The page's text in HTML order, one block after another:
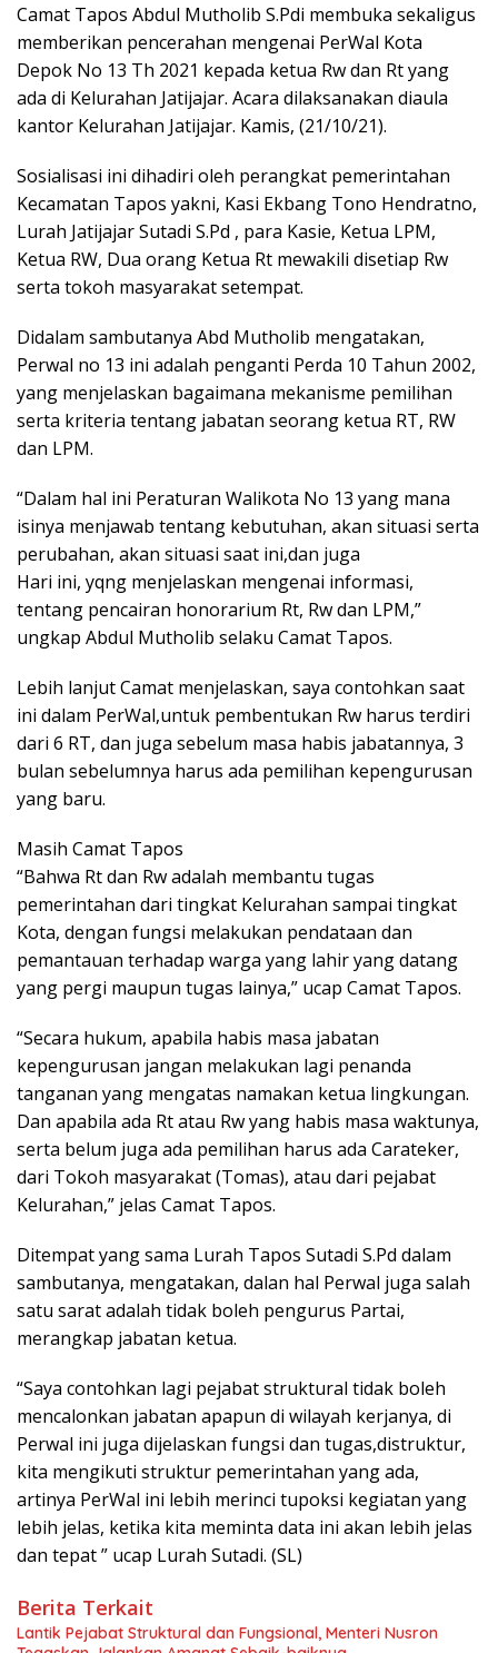
Camat Tapos Abdul Mutholib S.Pdi membuka sekaligus
memberikan pencerahan mengenai PerWal Kota
Depok No 13 Th 2021 kepada ketua Rw dan Rt yang
ada di Kelurahan Jatijajar. Acara dilaksanakan diaula
kantor Kelurahan Jatijajar. Kamis, (21/10/21).
Sosialisasi ini dihadiri oleh perangkat pemerintahan
Kecamatan Tapos yakni, Kasi Ekbang Tono Hendratno,
Lurah Jatijajar Sutadi S.Pd , para Kasie, Ketua LPM,
Ketua RW, Dua orang Ketua Rt mewakili disetiap Rw
serta tokoh masyarakat setempat.
Didalam sambutanya Abd Mutholib mengatakan,
Perwal no 13 ini adalah penganti Perda 10 Tahun 2002,
yang menjelaskan bagaimana mekanisme pemilihan
serta kriteria tentang jabatan seorang ketua RT, RW
dan LPM.
“Dalam hal ini Peraturan Walikota No 13 yang mana
isinya menjawab tentang kebutuhan, akan situasi serta
perubahan, akan situasi saat ini,dan juga
Hari ini, yqng menjelaskan mengenai informasi,
tentang pencairan honorarium Rt, Rw dan LPM,”
ungkap Abdul Mutholib selaku Camat Tapos.
Lebih lanjut Camat menjelaskan, saya contohkan saat
ini dalam PerWal,untuk pembentukan Rw harus terdiri
dari 6 RT, dan juga sebelum masa habis jabatannya, 3
bulan sebelumnya harus ada pemilihan kepengurusan
yang baru.
Masih Camat Tapos
“Bahwa Rt dan Rw adalah membantu tugas
pemerintahan dari tingkat Kelurahan sampai tingkat
Kota, dengan fungsi melakukan pendataan dan
pemantauan terhadap warga yang lahir yang datang
yang pergi maupun tugas lainya,” ucap Camat Tapos.
“Secara hukum, apabila habis masa jabatan
kepengurusan jangan melakukan lagi penanda
tanganan yang mengatas namakan ketua lingkungan.
Dan apabila ada Rt atau Rw yang habis masa waktunya,
serta belum juga ada pemilihan harus ada Carateker,
dari Tokoh masyarakat (Tomas), atau dari pejabat
Kelurahan,” jelas Camat Tapos.
Ditempat yang sama Lurah Tapos Sutadi S.Pd dalam
sambutanya, mengatakan, dalan hal Perwal juga salah
satu sarat adalah tidak boleh pengurus Partai,
merangkap jabatan ketua.
“Saya contohkan lagi pejabat struktural tidak boleh
mencalonkan jabatan apapun di wilayah kerjanya, di
Perwal ini juga dijelaskan fungsi dan tugas,distruktur,
kita mengikuti struktur pemerintahan yang ada,
artinya PerWal ini lebih merinci tupoksi kegiatan yang
lebih jelas, ketika kita meminta data ini akan lebih jelas
dan tepat ” ucap Lurah Sutadi. (SL)
Berita Terkait
Lantik Pejabat Struktural dan Fungsional, Menteri Nusron